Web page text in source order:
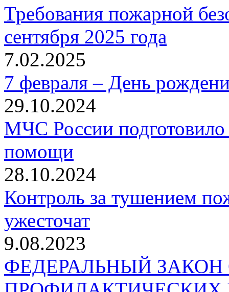
Требования пожарной
сентября 2025 года
7.02.2025
7 февраля – День
29.10.2024
МЧС России
помощи
28.10.2024
Контроль за тушением
ужесточат
9.08.2023
ФЕДЕРАЛЬНЫЙ